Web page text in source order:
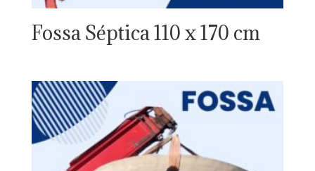
Fossa Séptica 110 x 170 cm